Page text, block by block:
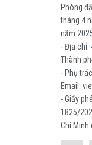
Phòng
tháng 4
năm
- Địa chỉ:
Thành
- Phụ
Email:
- Giấy
1825/
Chí Minh